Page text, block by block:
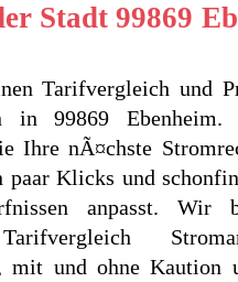
Stadt 99869
Tarifvergleich und
in 99869
Ihre nÃ¤chste
paar Klicks und
anpasst. Wir
mit und ohne